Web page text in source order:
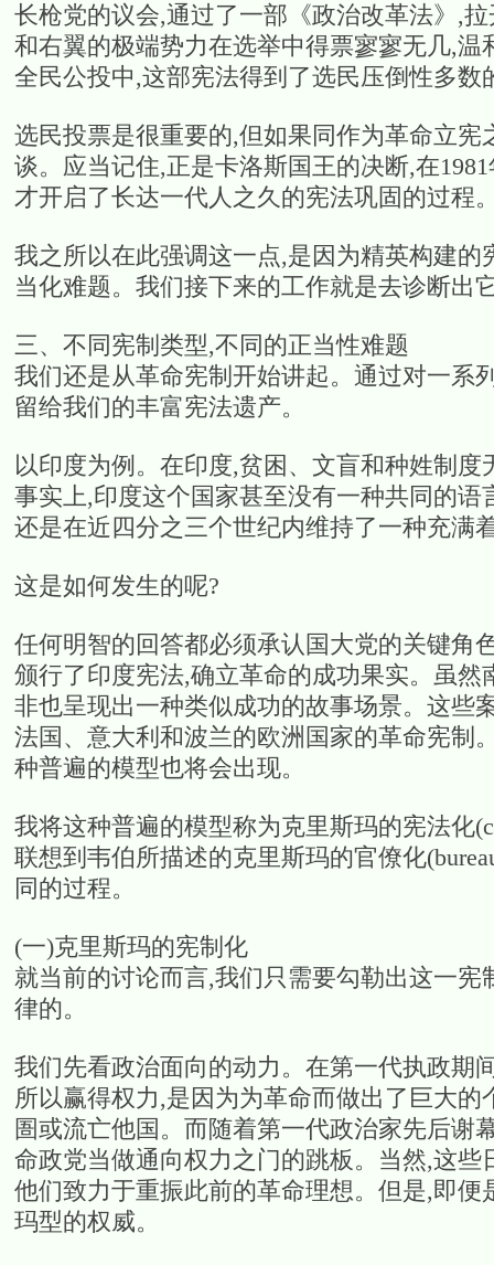
长枪党的议会,通过了一部《政治改革法》,
和右翼的极端势力在选举中得票寥寥无几,
全民公投中,这部宪法得到了选民压倒性多数
选民投票是很重要的,但如果同作为革命立
谈。应当记住,正是卡洛斯国王的决断,在
才开启了长达一代人之久的宪法巩固的过程
我之所以在此强调这一点,是因为精英构建
当化难题。我们接下来的工作就是去诊断出
三、不同宪制类型,不同的正当性难题
我们还是从革命宪制开始讲起。通过对一系
留给我们的丰富宪法遗产。
以印度为例。在印度,贫困、文盲和种姓制
事实上,印度这个国家甚至没有一种共同的
还是在近四分之三个世纪内维持了一种充满
这是如何发生的呢?
任何明智的回答都必须承认国大党的关键
颁行了印度宪法,确立革命的成功果实。虽
非也呈现出一种类似成功的故事场景。这些
法国、意大利和波兰的欧洲国家的革命宪制
种普遍的模型也将会出现。
我将这种普遍的模型称为克里斯玛的宪法化
联想到韦伯所描述的克里斯玛的官僚化
同的过程。
(一)克里斯玛的宪制化
就当前的讨论而言,我们只需要勾勒出这一
律的。
我们先看政治面向的动力。在第一代执政期
所以赢得权力,是因为为革命而做出了巨大
圄或流亡他国。而随着第一代政治家先后谢
命政党当做通向权力之门的跳板。当然,这
他们致力于重振此前的革命理想。但是,即
玛型的权威。